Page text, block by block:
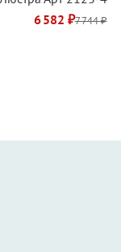
6 582 ₽7 744 ₽